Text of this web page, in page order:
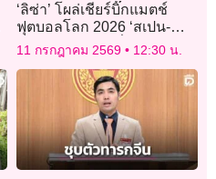
‘ลิซ่า’ โผล่เชียร์บิ๊กแมตช์
ฟุตบอลโลก 2026 ‘สเปน-
เบลเยียม’ พร้อมนั่งกระทบ
ไหล่ร็อกสตาร์ตำนาน
11 กรกฎาคม 2569 12:30 น.